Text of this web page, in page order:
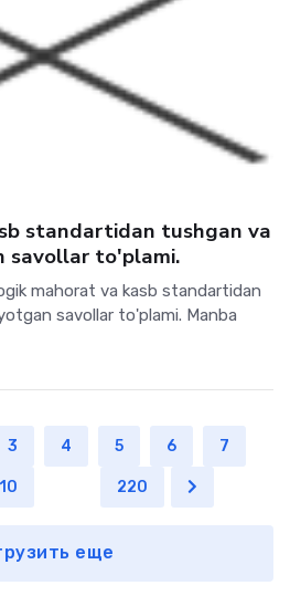
standartidan tushgan va
savollar to'plami.
mahorat va kasb standartidan
savollar to'plami. Manba
3 4 5 6 7
10 220
еще